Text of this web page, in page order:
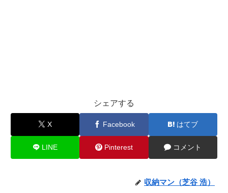
シェアする
X Facebook はてブ
LINE Pinterest コメント
収納マン（芝谷 浩）